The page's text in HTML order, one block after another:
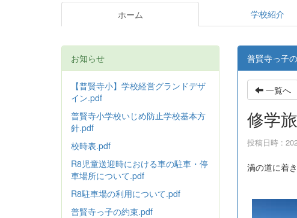
ホーム 学校紹介
普賢寺っ子
一覧へ
修学
投稿日時 :
渦の道に着
お知らせ
【普賢寺小】学校経営グランドデザ
イン.pdf
普賢寺小学校いじめ防止学校基本方
針.pdf
校時表.pdf
R8児童送迎時における車の駐車・停
車場所について.pdf
R8駐車場の利用について.pdf
普賢寺っ子の約束.pdf